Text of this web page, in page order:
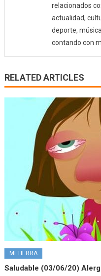
relacionados
actualidad,
deporte,
contando con
RELATED ARTICLES
MI TIERRA
Saludable (03/06/20)